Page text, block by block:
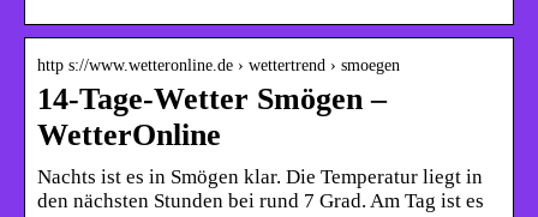
http s://www.wetteronline.de › wettertrend › smoegen
14-Tage-Wetter Smögen –
WetterOnline
Nachts ist es in Smögen klar. Die Temperatur liegt in
den nächsten Stunden bei rund 7 Grad. Am Tag ist es